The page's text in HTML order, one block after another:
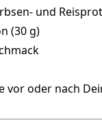
und
(30 g)
vor oder nach